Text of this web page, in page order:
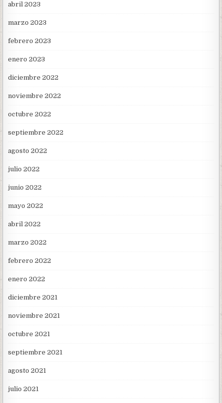
abril 2023
marzo 2023
febrero 2023
enero 2023
diciembre 2022
noviembre 2022
octubre 2022
septiembre 2022
agosto 2022
julio 2022
junio 2022
mayo 2022
abril 2022
marzo 2022
febrero 2022
enero 2022
diciembre 2021
noviembre 2021
octubre 2021
septiembre 2021
agosto 2021
julio 2021